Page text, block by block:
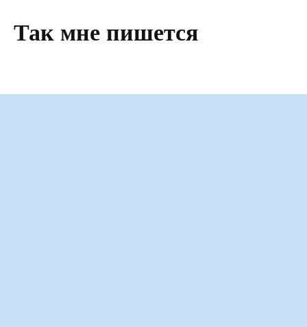
Так мне пишется